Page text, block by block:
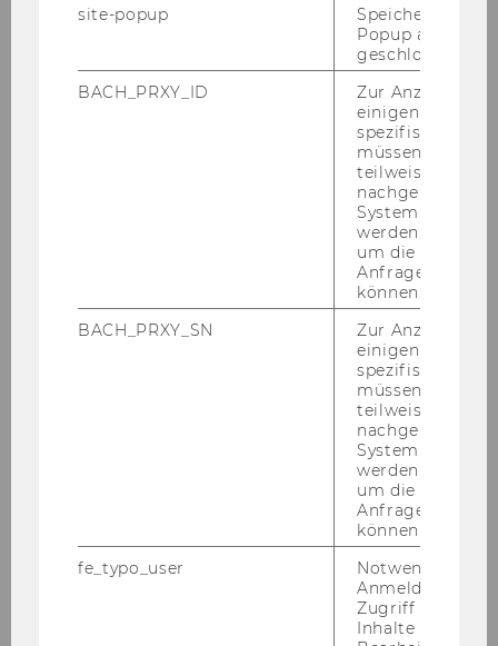
Arbeitszeitraum bis:
Sonderkarte
site-popup
Speichert ob ein
Popup
geschlossen
BACH_PRXY_ID
Zur Anzeige von
einigen WU-
spezifischen
müssen
teilweise von
nachgelagerten
System
werden.
um die Antwort
Anfrage
können.
BACH_PRXY_SN
Zur Anzeige von
einigen WU-
spezifischen
müssen
teilweise von
nachgelagerten
System
werden.
um die Antwort
Anfrage
können.
fe_typo_user
Notwendig für
Anmeldung und
Zugriff auf
Inhalte oder zur